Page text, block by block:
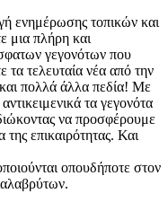
ενημέρωσης τοπικών και
μια πλήρη και
γεγονότων που
τελευταία νέα από την
και πολλά άλλα πεδία! Με
τα γεγονότα
να προσφέρουμε
επικαιρότητας. Και
οπουδήποτε στον